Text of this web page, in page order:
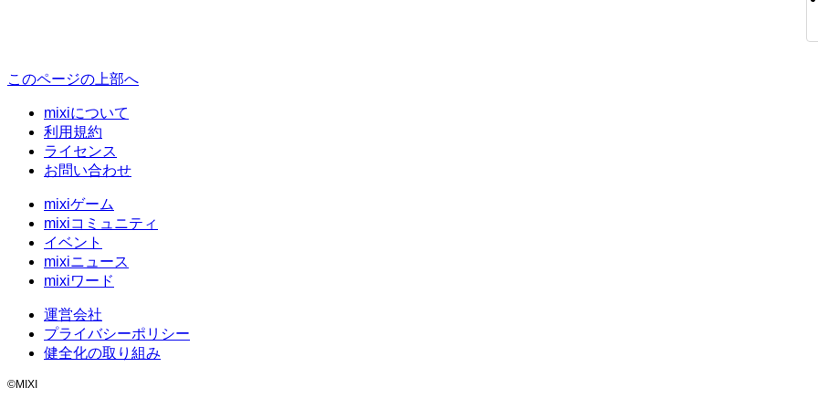
このページの上部へ
mixiについて
利用規約
ライセンス
お問い合わせ
mixiゲーム
mixiコミュニティ
イベント
mixiニュース
mixiワード
運営会社
プライバシーポリシー
健全化の取り組み
©MIXI